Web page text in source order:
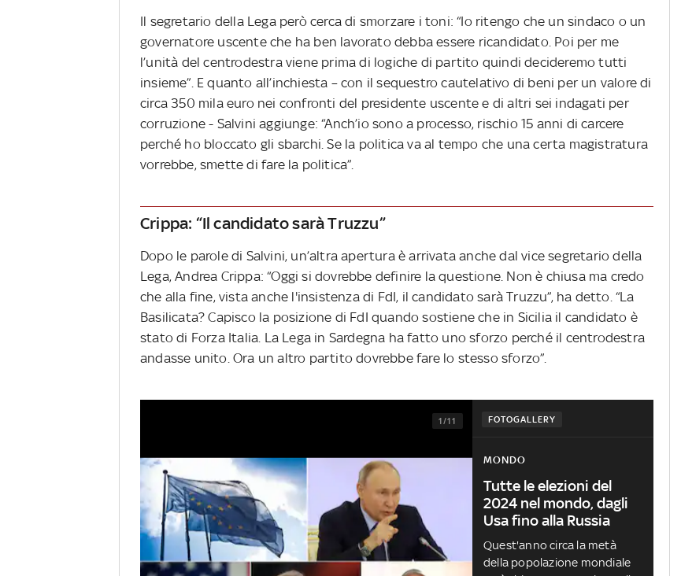
Il segretario della Lega però cerca di smorzare i toni: “Io ritengo che un sindaco o un
governatore uscente che ha ben lavorato debba essere ricandidato. Poi per me
l’unità del centrodestra viene prima di logiche di partito quindi decideremo tutti
insieme”. E quanto all’inchiesta – con il sequestro cautelativo di beni per un valore di
circa 350 mila euro nei confronti del presidente uscente e di altri sei indagati per
corruzione - Salvini aggiunge: “Anch’io sono a processo, rischio 15 anni di carcere
perché ho bloccato gli sbarchi. Se la politica va al tempo che una certa magistratura
vorrebbe, smette di fare la politica”.
Crippa: “Il candidato sarà Truzzu”
Dopo le parole di Salvini, un’altra apertura è arrivata anche dal vice segretario della
Lega, Andrea Crippa: “Oggi si dovrebbe definire la questione. Non è chiusa ma credo
che alla fine, vista anche l'insistenza di FdI, il candidato sarà Truzzu”, ha detto. “La
Basilicata? Capisco la posizione di FdI quando sostiene che in Sicilia il candidato è
stato di Forza Italia. La Lega in Sardegna ha fatto uno sforzo perché il centrodestra
andasse unito. Ora un altro partito dovrebbe fare lo stesso sforzo”.
FOTOGALLERY
1/11
MONDO
Tutte le elezioni del
2024 nel mondo, dagli
Usa fino alla Russia
Quest'anno circa la metà
della popolazione mondiale